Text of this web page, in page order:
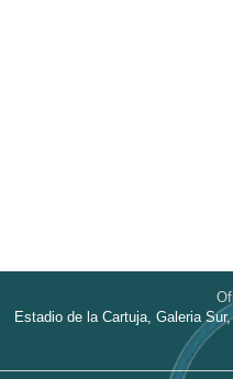
Estadio de la Cartuja, Galeria